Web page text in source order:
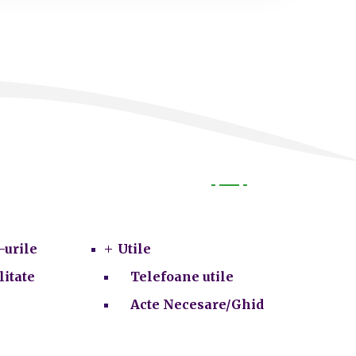
urile
Utile
Telefoane utile
Acte Necesare/Ghid